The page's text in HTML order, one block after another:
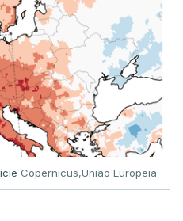
de Rio Tinto, uma
confirmou quehá
reapreciação de notas
ser enviados à escola
Copernicus,União Europeia